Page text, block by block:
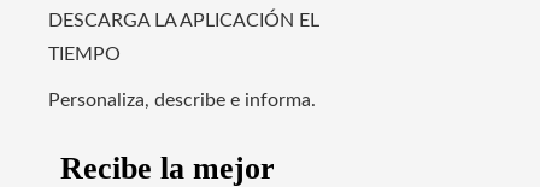
DESCARGA LA APLICACIÓN EL
TIEMPO
Personaliza, describe e informa.
Recibe la mejor